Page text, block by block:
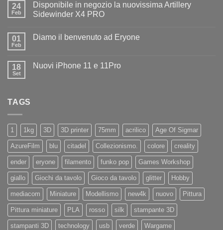
Diamo
il
benvenuto
24
Feb
Disponibile in negozio la nuovissima Artillery
Sidewinder X4 PRO
su
la
nuovissima
01
Feb
Diamo il benvenuto ad Eryone
Diamo
18
Set
Nuovi iPhone 11 e 11Pro
TAGS
1 1kg 3D 3D printer 75mm acrilico Age Of Sigmar
AzureFilm blu citadel Collezionismo. colore creality
ender eryone filamento funko pop Games Workshop
giallo Giochi da tavolo Gioco da tavolo glitter Hobby
mediacom Miniature Modellismo new4k nuovo Pittura
Pittura miniature PLA rosso silk stampante 3D
stampanti 3D technology usb verde Wargame